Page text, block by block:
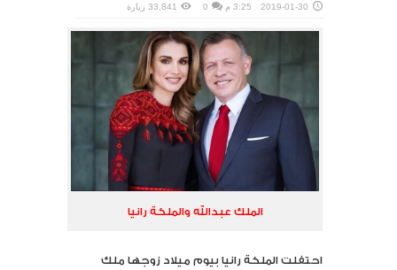
2019-01-30
3:25 م 0 33,841 زيارة
الملك عبدالله والملكة رانيا
احتفلت الملكة رانيا بيوم ميلاد زوجها ملك